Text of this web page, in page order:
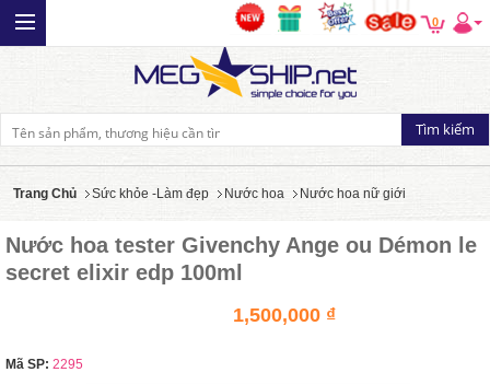
0
Trang Chủ Sức khỏe -Làm đẹp Nước hoa Nước hoa nữ giới
Nước hoa tester Givenchy Ange ou Démon le
secret elixir edp 100ml
1,500,000 ₫
Mã SP: 2295